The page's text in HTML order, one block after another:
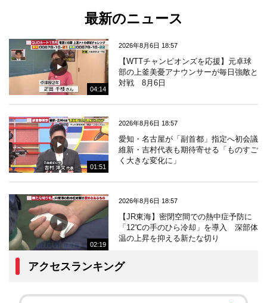
最新のニュース
04:14
2026年8月6日 18:57
【WTTチャンピオンズを応援】元卓球
部の上釜美憂アナウンサーが毎日強敵と
対戦 8月6日
01:51
2026年8月6日 18:57
愛知・名古屋が「副首都」指定へ初会議
維新・吉村代表も期待寄せる「ものすご
く大きな変化に」
02:19
2026年8月6日 18:57
【JR東海】密閉空間での熱中症予防に
「12℃の手のひら冷却」を導入 深部体
温の上昇を抑える新たな切り
アクセスランキング